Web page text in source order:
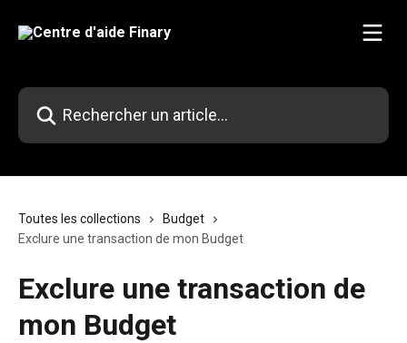
Rechercher un article...
Toutes les collections
Budget
Exclure une transaction de mon Budget
Exclure une transaction de
mon Budget